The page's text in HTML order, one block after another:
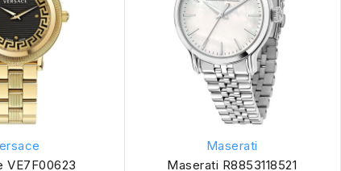
VE7F00623
Maserati
Maserati R8853118521